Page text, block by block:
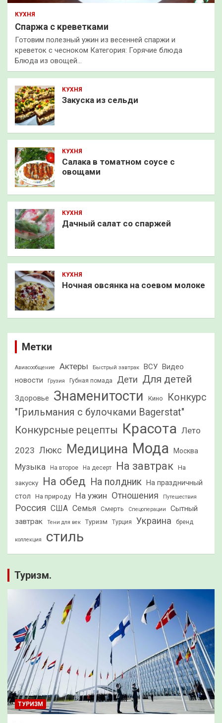
КУХНЯ
Спаржа с креветками
Готовим полезный ужин из весенней спаржи и
креветок с чесноком Категория: Горячие блюда
Блюда из овощей…
КУХНЯ
Закуска из сельди
КУХНЯ
Салака в томатном соусе с
овощами
КУХНЯ
Дачный салат со спаржей
КУХНЯ
Ночная овсянка на соевом молоке
Метки
Авиасообщение Актеры Быстрый завтрак ВСУ Видео
новости
Грузия Губная помада Дети Для детей
Здоровье Знаменитости Кино
Конкурс
"Грильмания с булочками Bagerstat"
Конкурсные рецепты Красота Лето
2023 Люкс Медицина Мода Москва
Музыка На второе На десерт На завтрак На
закуску На обед На полдник На праздничный
стол
На природу На ужин Отношения Путешествия
Россия США Семья Смерть Спецоперации
Сытный
завтрак
Тени для век Туризм Турция Украина бренд
коллекция стиль
Туризм.
ТУРИЗМ